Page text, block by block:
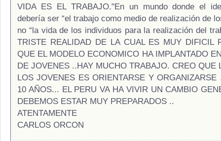
VIDA ES EL TRABAJO."En un mundo donde el
debería ser “el trabajo como medio de realización de
no “la vida de los individuos para la realización del
TRISTE REALIDAD DE LA CUAL ES MUY DIFICIL
QUE EL MODELO ECONOMICO HA IMPLANTADO
DE JOVENES ..HAY MUCHO TRABAJO. CREO QUE
LOS JOVENES ES ORIENTARSE Y ORGANIZARSE
10 AÑOS... EL PERU VA HA VIVIR UN CAMBIO
DEBEMOS ESTAR MUY PREPARADOS ..
ATENTAMENTE
CARLOS ORCON